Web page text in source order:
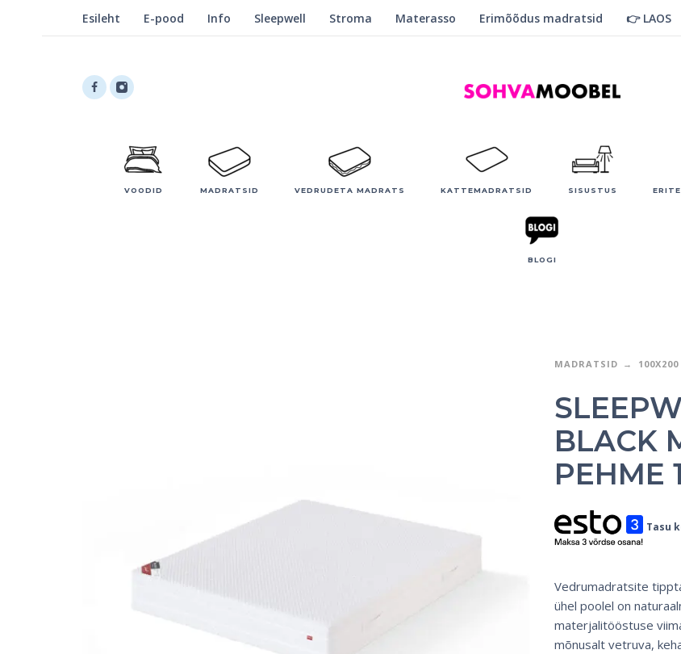
Esileht E-pood Info Sleepwell Stroma Materasso Erimõõdus madratsid 👉 LAOS
VOODID MADRATSID VEDRUDETA MADRATS KATTEMADRATSID SISUSTUS
BLOGI
MADRATSID 100X200
BLACK
PEHME
Tasu
Vedrumadratsite
ühel poolel on
materjalitööstuse
mõnusalt vetruva,